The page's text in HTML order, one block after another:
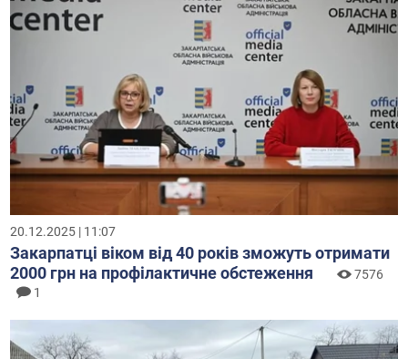
20.12.2025 | 11:07
Закарпатці віком від 40 років зможуть отримати
2000 грн на профілактичне обстеження
7576
1